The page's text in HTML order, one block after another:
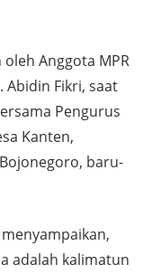
Anggota MPR
Abidin Fikri, saat
Pengurus
Kanten,
baru-
adalah kalimatun